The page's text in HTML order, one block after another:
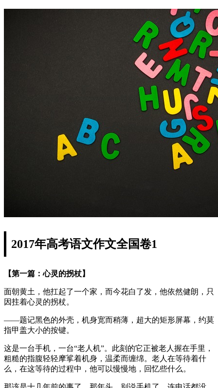
2017年高考语文作文全国卷1
【第一篇：心灵的拐杖】
面朝黄土，他扛起了一个家，而今花白了发，他依然健朗，只
因拄着心灵的拐杖。
——题记黑色的外壳，机身宽而稍薄，超大的矩形屏幕，约莫
指甲盖大小的按键。
这是一台手机，一台“老人机”。此刻的它正被老人握在手里，
粗糙的指腹轻轻摩挲着机身，温柔而缠绵。老人在等待着什
么，在这等待的过程中，他可以慢慢地，回忆些什么。